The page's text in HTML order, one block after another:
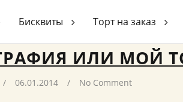
Бисквиты Торт на заказ
ИЛИ МОЙ
06.01.2014 No Comment